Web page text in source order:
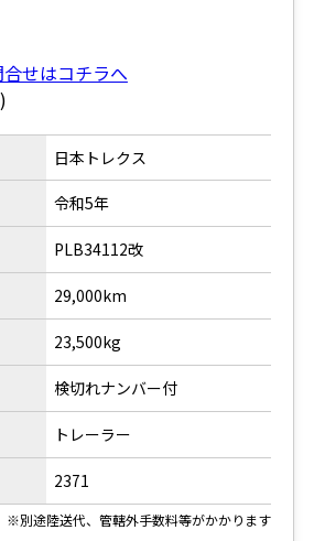
せはコチラへ
日本トレクス
令和5年
PLB34112改
29,000km
23,500kg
検切れナンバー付
トレーラー
2371
※別途陸送代、管轄外手数料等がかかります